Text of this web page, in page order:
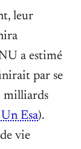
leur
a estimé
par se
milliards
Esa).
vie